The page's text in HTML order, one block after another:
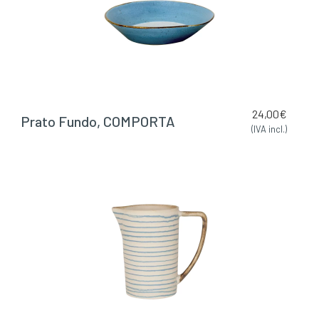
Prato Fundo, COMPORTA 24,00€
(IVA incl.)